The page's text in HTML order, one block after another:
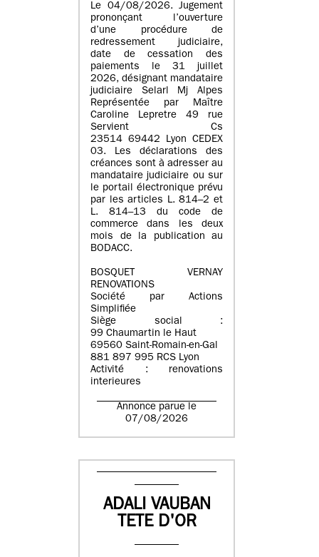
Le 04/08/2026. Jugement
prononçant l’ouverture
d’une procédure de
redressement judiciaire,
date de cessation des
paiements le 31 juillet
2026, désignant mandataire
judiciaire Selarl Mj Alpes
Représentée par Maître
Caroline Lepretre 49 rue
Servient Cs
23514 69442 Lyon CEDEX
03. Les déclarations des
créances sont à adresser au
mandataire judiciaire ou sur
le portail électronique prévu
par les articles L. 814–2 et
L. 814–13 du code de
commerce dans les deux
mois de la publication au
BODACC.
BOSQUET VERNAY
RENOVATIONS
Société par Actions
Simplifiée
Siège social :
99 Chaumartin le Haut
69560 Saint-Romain-en-Gal
881 897 995 RCS Lyon
Activité : renovations
interieures
Annonce parue le
07/08/2026
ADALI VAUBAN
TETE D'OR